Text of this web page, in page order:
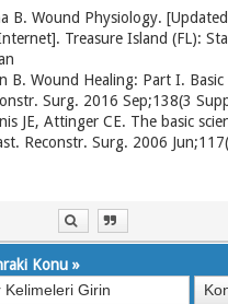
B. Wound Physiology.
Treasure Island (FL):
B. Wound Healing: Part I. Basic
Surg. 2016 Sep;138(3
JE, Attinger CE. The basic
Reconstr. Surg. 2006
Konu »